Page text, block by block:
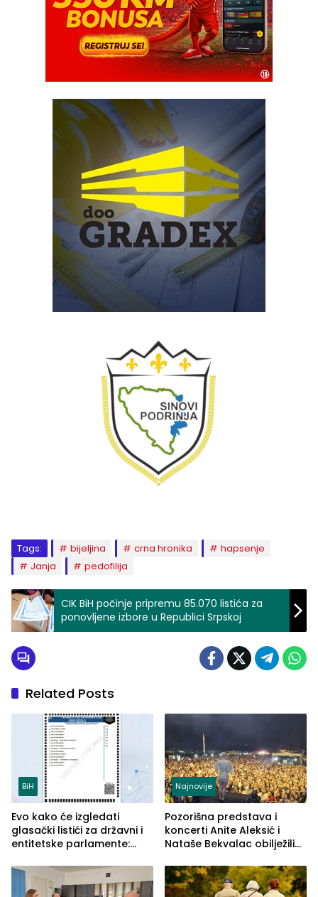
Tags: bijeljina crna hronika
hapsenje
Janja
pedofilija
CIK BiH počinje pripremu 85.070 listića za
ponovljene izbore u Republici Srpskoj
Related Posts
BiH
Evo kako će izgledati
glasački listići za državni i
entitetske parlamente:
vidljive na njima
Najnovije
Pozorišna predstava i
koncerti Anite Aleksić i
Nataše Bekvalac obilježili
ljeta (FOTO)